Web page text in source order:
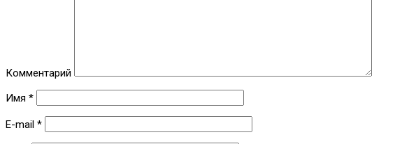
Комментарий
Имя *
E-mail *